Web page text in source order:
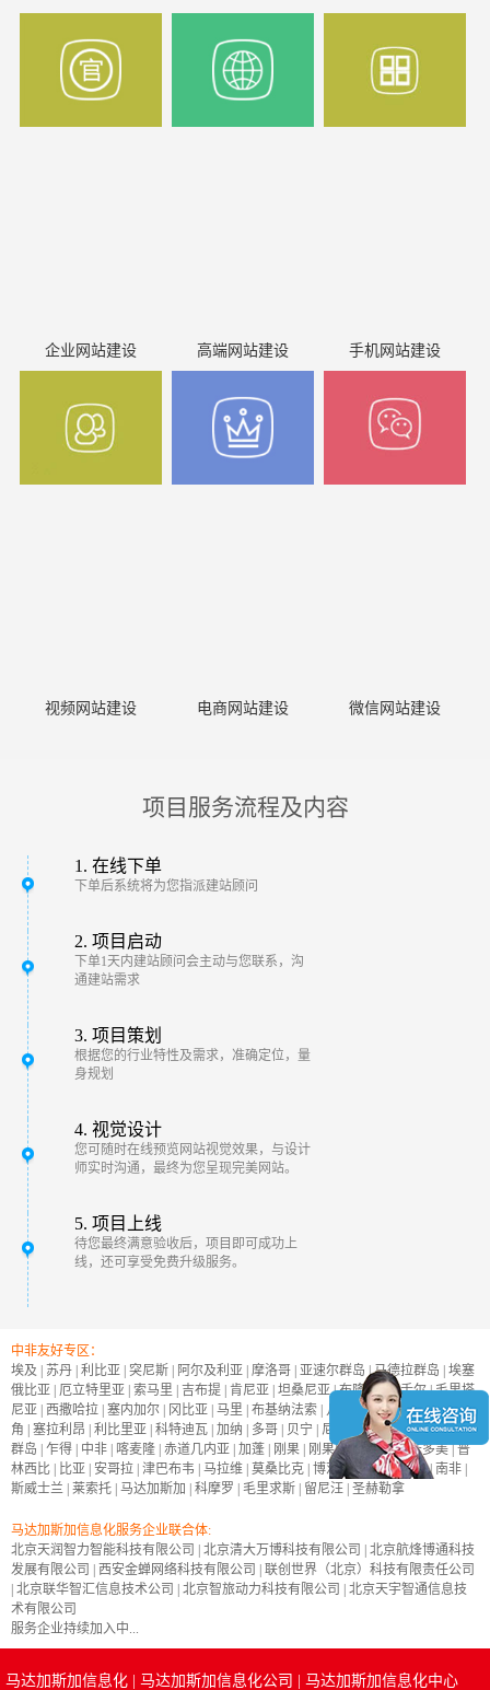
企业网站建设 高端网站建设 手机网站建设
视频网站建设 电商网站建设 微信网站建设
项目服务流程及内容
1. 在线下单
下单后系统将为您指派建站顾问
2. 项目启动
下单1天内建站顾问会主动与您联系，沟
通建站需求
3. 项目策划
根据您的行业特性及需求，准确定位，量
身规划
4. 视觉设计
您可随时在线预览网站视觉效果，与设计
师实时沟通，最终为您呈现完美网站。
5. 项目上线
待您最终满意验收后，项目即可成功上
线，还可享受免费升级服务。
中非友好专区：
埃及 | 苏丹 | 利比亚 | 突尼斯 | 阿尔及利亚 | 摩洛哥 | 亚速尔群岛 |马德拉群岛 | 埃塞
俄比亚 | 厄立特里亚 | 索马里 | 吉布提 | 肯尼亚 | 坦桑尼亚|布隆迪| 塞舌尔|毛里塔
尼亚 | 西撒哈拉 | 塞内加尔 | 冈比亚 | 马里 | 布基纳法索 | 几内亚|几内亚比绍|佛得
角 | 塞拉利昂 | 利比里亚 | 科特迪瓦 | 加纳 | 多哥 | 贝宁 | 尼日尔 |尼日利亚|加那利
群岛 | 乍得 | 中非 | 喀麦隆 | 赤道几内亚 | 加蓬 | 刚果 | 刚果民主共和国|圣多美|普
林西比 | 比亚 | 安哥拉 | 津巴布韦 | 马拉维 | 莫桑比克 | 博茨瓦纳 |纳米比亚| 南非 |
斯威士兰 | 莱索托 | 马达加斯加 | 科摩罗 | 毛里求斯 | 留尼汪 | 圣赫勒拿
马达加斯加信息化服务企业联合体:
北京天润智力智能科技有限公司 | 北京清大万博科技有限公司 | 北京航烽博通科技
发展有限公司 | 西安金蝉网络科技有限公司 | 联创世界（北京）科技有限责任公司
| 北京联华智汇信息技术公司 | 北京智旅动力科技有限公司 | 北京天宇智通信息技
术有限公司
服务企业持续加入中...
马达加斯加信息化 | 马达加斯加信息化公司 | 马达加斯加信息化中心